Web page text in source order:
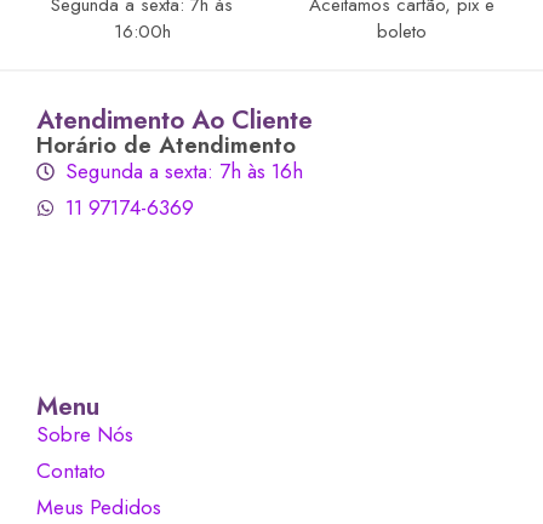
16:00h
boleto
Atendimento Ao Cliente
Horário de Atendimento
Segunda a sexta: 7h às 16h
11 97174-6369
Menu
Sobre Nós
Contato
Meus Pedidos